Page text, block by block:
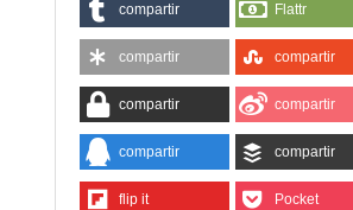
compartir Flattr
compartir compartir
compartir compartir
compartir compartir
flip it Pocket